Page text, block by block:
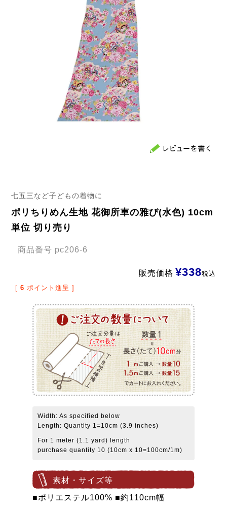
七五三など子どもの着物に
ポリちりめん生地 花御所車の雅び(水色) 10cm
単位 切り売り
商品番号 pc206-6
販売価格 ¥338税込
[ 6 ポイント進呈 ]
Width: As specified below
Length: Quantity 1=10cm (3.9 inches)
For 1 meter (1.1 yard) length
purchase quantity 10 (10cm x 10=100cm/1m)
素材・サイズ等
■ポリエステル100% ■約110cm幅